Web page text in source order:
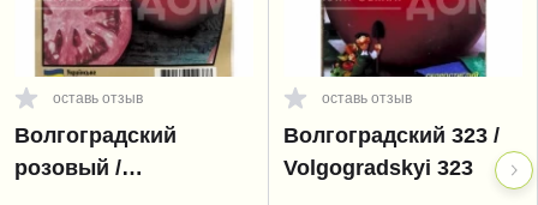
оставь отзыв
Волгоградский
розовый /
оставь отзыв
Волгоградский 323 /
Volgogradskyi 323